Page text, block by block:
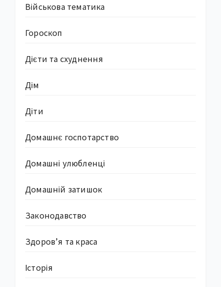
Військова тематика
Гороскоп
Дієти та схуднення
Дім
Діти
Домашнє госпотарство
Домашні улюбленці
Домашній затишок
Законодавство
Здоров’я та краса
Історія